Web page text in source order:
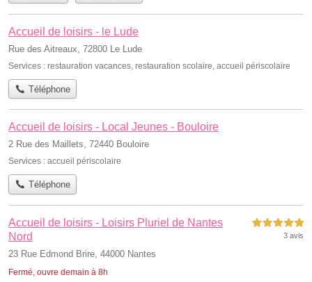
Accueil de loisirs - le Lude
Rue des Aitreaux, 72800 Le Lude
Services : restauration vacances, restauration scolaire, accueil périscolaire
Téléphone
Accueil de loisirs - Local Jeunes - Bouloire
2 Rue des Maillets, 72440 Bouloire
Services : accueil périscolaire
Téléphone
Accueil de loisirs - Loisirs Pluriel de Nantes
Nord
23 Rue Edmond Brire, 44000 Nantes
Fermé, ouvre demain à 8h
5,0 étoiles sur 5
3 avis